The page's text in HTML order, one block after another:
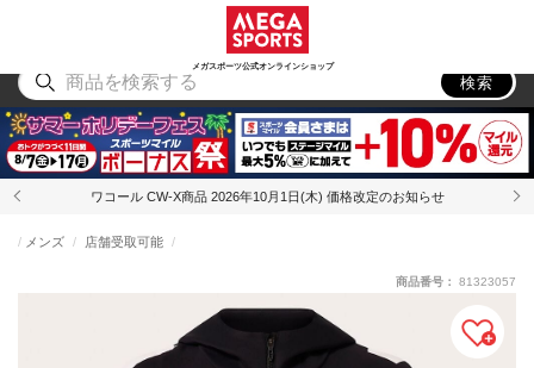
メガスポーツ公式オンラインショップ
アウトドア
検索
ワコール CW-X商品 2026年10月1日(木) 価格改定のお知らせ
メンズ 店舗受取可能
商品番号： 81323057